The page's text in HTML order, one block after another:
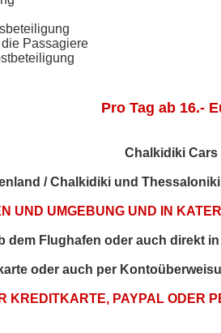
Passagiere
Pro Tag ab 16.-
Chalkidiki Cars
/ Chalkidiki und
UND UMGEBUNG UND IN
dem Flughafen oder auch direkt
oder auch per
KREDITKARTE, PAYPAL ODER